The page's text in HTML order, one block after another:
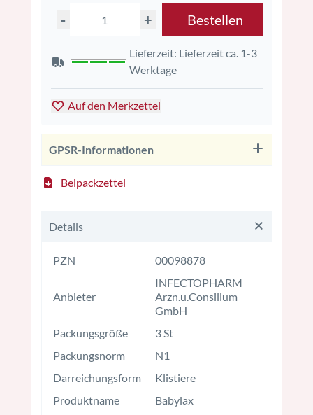
- + Bestellen
Lieferzeit: Lieferzeit ca. 1-3
Werktage
Auf den Merkzettel
GPSR-Informationen
Beipackzettel
Details
PZN 00098878
Anbieter
INFECTOPHARM
Arzn.u.Consilium
GmbH
Packungsgröße
3 St
Packungsnorm
N1
Darreichungsform
Klistiere
Produktname
Babylax